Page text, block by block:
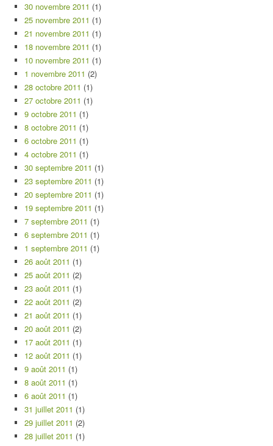
30 novembre 2011 (1)
25 novembre 2011 (1)
21 novembre 2011 (1)
18 novembre 2011 (1)
10 novembre 2011 (1)
1 novembre 2011 (2)
28 octobre 2011 (1)
27 octobre 2011 (1)
9 octobre 2011 (1)
8 octobre 2011 (1)
6 octobre 2011 (1)
4 octobre 2011 (1)
30 septembre 2011 (1)
23 septembre 2011 (1)
20 septembre 2011 (1)
19 septembre 2011 (1)
7 septembre 2011 (1)
6 septembre 2011 (1)
1 septembre 2011 (1)
26 août 2011 (1)
25 août 2011 (2)
23 août 2011 (1)
22 août 2011 (2)
21 août 2011 (1)
20 août 2011 (2)
17 août 2011 (1)
12 août 2011 (1)
9 août 2011 (1)
8 août 2011 (1)
6 août 2011 (1)
31 juillet 2011 (1)
29 juillet 2011 (2)
28 juillet 2011 (1)